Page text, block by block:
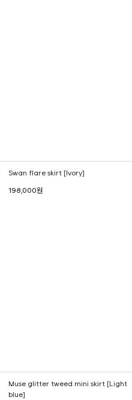
Swan flare skirt [Ivory]
198,000원
Muse glitter tweed mini skirt [Light
blue]